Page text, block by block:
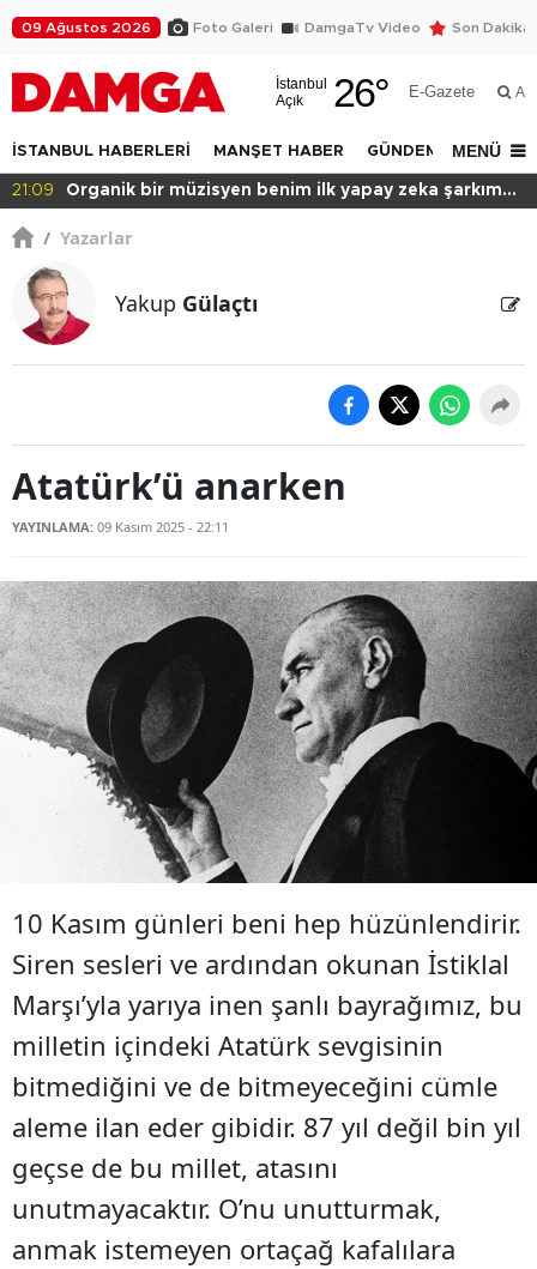
09 Ağustos 2026 Foto Galeri DamgaTv Video Son Dakika
İstanbul
Açık
26° E-Gazete Ara
İSTANBUL HABERLERİ MANŞET HABER GÜNDEM DÜNYA
MENÜ
zeka şarkım 20:49 Başkan var binası yok!
/ Yazarlar
Yakup Gülaçtı
Atatürk’ü anarken
YAYINLAMA: 09 Kasım 2025 - 22:11
10 Kasım günleri beni hep hüzünlendirir.
Siren sesleri ve ardından okunan İstiklal
Marşı’yla yarıya inen şanlı bayrağımız, bu
milletin içindeki Atatürk sevgisinin
bitmediğini ve de bitmeyeceğini cümle
aleme ilan eder gibidir. 87 yıl değil bin yıl
geçse de bu millet, atasını
unutmayacaktır. O’nu unutturmak,
anmak istemeyen ortaçağ kafalılara